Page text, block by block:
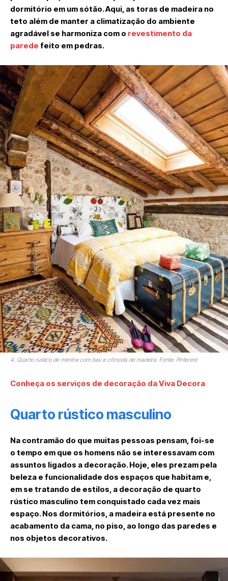
dormitório em um sótão. Aqui, as toras de madeira no
teto além de manter a climatização do ambiente
agradável se harmoniza com o revestimento da
parede feito em pedras.
4. Quarto rústico de menina com baú e cômoda de madeira. Fonte: Pinterest
Conheça os serviços de decoração da Viva Decora
Quarto rústico masculino
Na contramão do que muitas pessoas pensam, foi-se
o tempo em que os homens não se interessavam com
assuntos ligados a decoração. Hoje, eles prezam pela
beleza e funcionalidade dos espaços que habitam e,
em se tratando de estilos, a decoração de quarto
rústico masculino tem conquistado cada vez mais
espaço. Nos dormitórios, a madeira está presente no
acabamento da cama, no piso, ao longo das paredes e
nos objetos decorativos.